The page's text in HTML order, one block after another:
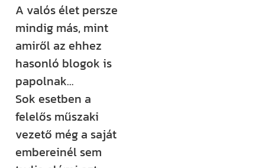
A valós élet persze
mindig más, mint
amiről az ehhez
hasonló blogok is
papolnak…
Sok esetben a
felelős műszaki
vezető még a saját
embereinél sem